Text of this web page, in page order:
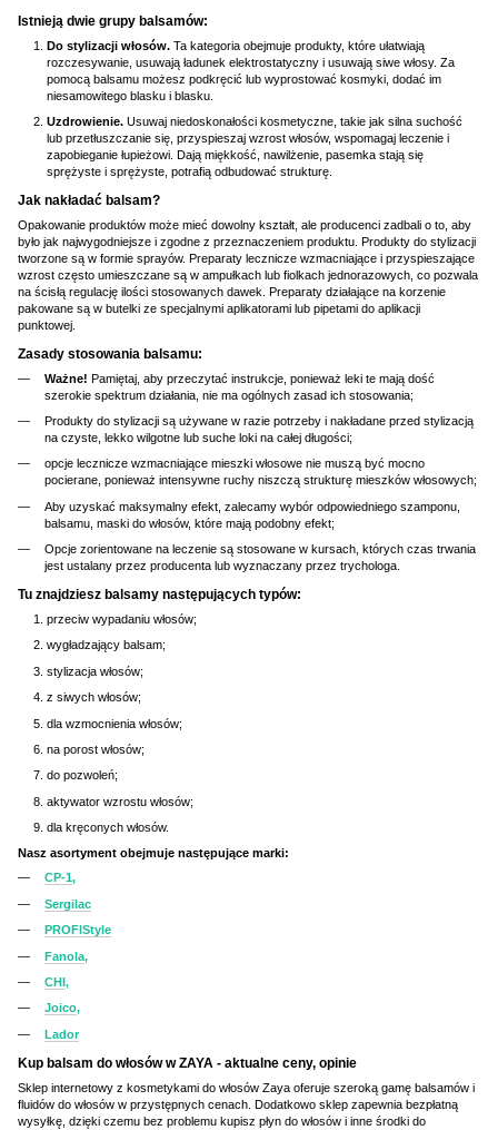
Istnieją dwie grupy balsamów:
Do stylizacji włosów. Ta kategoria obejmuje produkty, które ułatwiają
rozczesywanie, usuwają ładunek elektrostatyczny i usuwają siwe włosy. Za
pomocą balsamu możesz podkręcić lub wyprostować kosmyki, dodać im
niesamowitego blasku i blasku.
Uzdrowienie. Usuwaj niedoskonałości kosmetyczne, takie jak silna suchość
lub przetłuszczanie się, przyspieszaj wzrost włosów, wspomagaj leczenie i
zapobieganie łupieżowi. Dają miękkość, nawilżenie, pasemka stają się
sprężyste i sprężyste, potrafią odbudować strukturę.
Jak nakładać balsam?
Opakowanie produktów może mieć dowolny kształt, ale producenci zadbali o to, aby
było jak najwygodniejsze i zgodne z przeznaczeniem produktu. Produkty do stylizacji
tworzone są w formie sprayów. Preparaty lecznicze wzmacniające i przyspieszające
wzrost często umieszczane są w ampułkach lub fiolkach jednorazowych, co pozwala
na ścisłą regulację ilości stosowanych dawek. Preparaty działające na korzenie
pakowane są w butelki ze specjalnymi aplikatorami lub pipetami do aplikacji
punktowej.
Zasady stosowania balsamu:
Ważne! Pamiętaj, aby przeczytać instrukcje, ponieważ leki te mają dość
szerokie spektrum działania, nie ma ogólnych zasad ich stosowania;
Produkty do stylizacji są używane w razie potrzeby i nakładane przed stylizacją
na czyste, lekko wilgotne lub suche loki na całej długości;
opcje lecznicze wzmacniające mieszki włosowe nie muszą być mocno
pocierane, ponieważ intensywne ruchy niszczą strukturę mieszków włosowych;
Aby uzyskać maksymalny efekt, zalecamy wybór odpowiedniego szamponu,
balsamu, maski do włosów, które mają podobny efekt;
Opcje zorientowane na leczenie są stosowane w kursach, których czas trwania
jest ustalany przez producenta lub wyznaczany przez trychologa.
Tu znajdziesz balsamy następujących typów:
przeciw wypadaniu włosów;
wygładzający balsam;
stylizacja włosów;
z siwych włosów;
dla wzmocnienia włosów;
na porost włosów;
do pozwoleń;
aktywator wzrostu włosów;
dla kręconych włosów.
Nasz asortyment obejmuje następujące marki:
CP-1,
Sergilac
PROFIStyle
Fanola,
CHI,
Joico,
Lador
Kup balsam do włosów w ZAYA - aktualne ceny, opinie
Sklep internetowy z kosmetykami do włosów Zaya oferuje szeroką gamę balsamów i
fluidów do włosów w przystępnych cenach. Dodatkowo sklep zapewnia bezpłatną
wysyłkę, dzięki czemu bez problemu kupisz płyn do włosów i inne środki do